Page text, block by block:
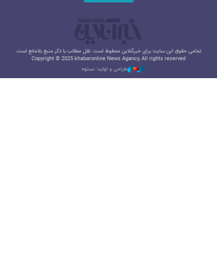
تمامی حقوق این سایت برای خبرآنلاین محفوظ است. نقل مطالب با ذکر منبع بلامانع است.
Copyright © 2025 khabaronline News Agancy, All rights reserved
طراحی و تولید: نستوه